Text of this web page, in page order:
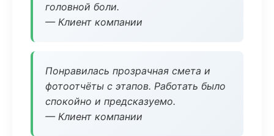
головной боли.
— Клиент компании
Понравилась прозрачная смета и
фотоотчёты с этапов. Работать было
спокойно и предсказуемо.
— Клиент компании